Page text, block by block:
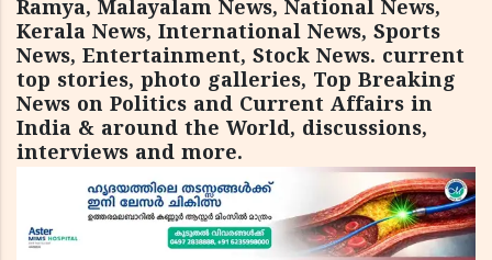
Ramya, Malayalam News, National News,
Kerala News, International News, Sports
News, Entertainment, Stock News. current
top stories, photo galleries, Top Breaking
News on Politics and Current Affairs in
India & around the World, discussions,
interviews and more.